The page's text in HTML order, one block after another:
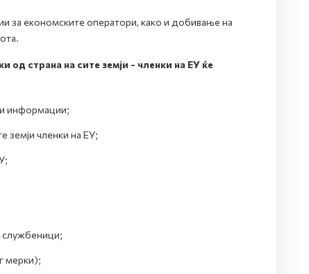
за економските оператори, како и добивање на
страна на сите земји - членки на ЕУ ќе
информации;
земји членки на ЕУ;
службеници;
мерки);